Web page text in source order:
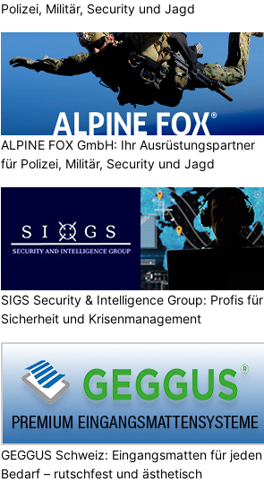
Polizei, Militär, Security und Jagd
ALPINE FOX GmbH: Ihr Ausrüstungspartner
für Polizei, Militär, Security und Jagd
SIGS Security & Intelligence Group: Profis für
Sicherheit und Krisenmanagement
GEGGUS Schweiz: Eingangsmatten für jeden
Bedarf – rutschfest und ästhetisch